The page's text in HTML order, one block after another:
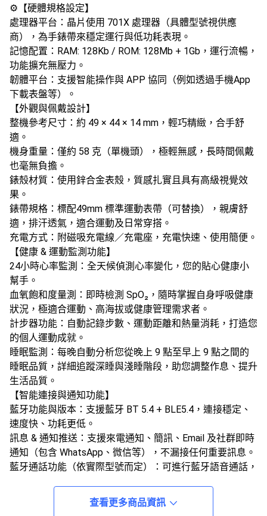
⚙️【硬體規格設定】
​處理器平台​：晶片使用 701X 處理器（具體型號視供應
商），為手錶帶來穩定運行與低功耗表現。
​記憶配置​：RAM: 128Kb / ROM: 128Mb + 1Gb，運行流暢，
功能擴充無壓力。
​韌體平台​：支援智能操作與 APP 協同（例如透過手機App
下載表盤等）。
【外觀與佩戴設計】
​整機參考尺寸​：約 49 × 44 × 14 mm，輕巧精緻，合手舒
適。
​機身重量​：僅約 58 克（單機頭），極輕無感，長時間佩戴
也毫無負擔。
​錶殼材質​：使用鋅合金表殼，質感扎實且具有高級視覺效
果。
​錶帶規格​：標配49mm 標準運動表帶​（可替換），親膚舒
適，排汗透氣，適合運動及日常穿搭。
​充電方式​：附磁吸充電線／充電座，充電快速、使用簡便。
【健康 & 運動監測功能】
​24小時心率監測​：全天候偵測心率變化，您的貼心健康小
幫手。
​血氧飽和度量測​：即時檢測 SpO₂，隨時掌握自身呼吸健康
狀況，極適合運動、高海拔或健康管理需求者。
​計步器功能​：自動記錄步數、運動距離和熱量消耗，打造您
的個人運動成就。
​睡眠監測​：每晚自動分析您從晚上 9 點至早上 9 點之間的
睡眠品質，詳細追蹤深睡與淺睡階段，助您調整作息、提升
生活品質。
【智能連接與通知功能】
​藍牙功能與版本​：支援藍牙 ​BT 5.4 + BLE5.4，連接穩定、
速度快、功耗更低。
​訊息 & 通知推送​：支援來電通知、簡訊、Email 及社群即時
通知（包含 WhatsApp、微信等），不漏接任何重要訊息。
​藍牙通話功能​（依實際型號而定）：可進行藍牙語音通話，
​線上/離線導航 & 音樂（部分功能需連手機）​​：支援車用或
步行導航輔助與音樂播放（視 App 應用而定）。
查看更多商品資訊